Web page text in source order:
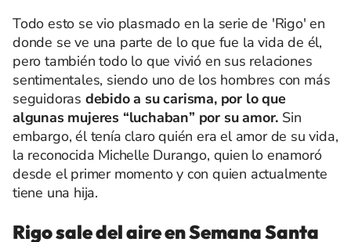
Todo esto se vio plasmado en la serie de 'Rigo' en
donde se ve una parte de lo que fue la vida de él,
pero también todo lo que vivió en sus relaciones
sentimentales, siendo uno de los hombres con más
seguidoras debido a su carisma, por lo que
algunas mujeres “luchaban” por su amor. Sin
embargo, él tenía claro quién era el amor de su vida,
la reconocida Michelle Durango, quien lo enamoró
desde el primer momento y con quien actualmente
tiene una hija.
Rigo sale del aire en Semana Santa